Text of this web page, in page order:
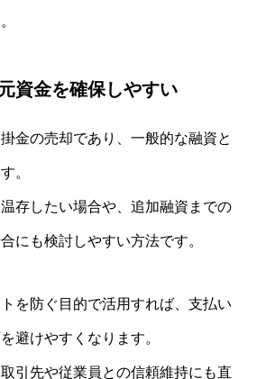
資金を確保しやすい
金の売却であり、一般的な融資と
。
存したい場合や、追加融資までの
にも検討しやすい方法です。
を防ぐ目的で活用すれば、支払い
避けやすくなります。
引先や従業員との信頼維持にも直